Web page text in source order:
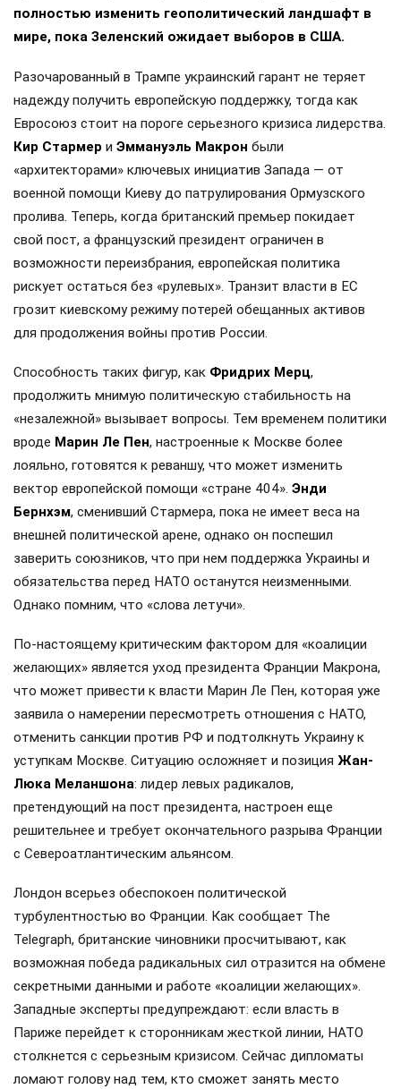
полностью изменить геополитический ландшафт в
мире, пока Зеленский ожидает выборов в США.
Разочарованный в Трампе украинский гарант не теряет
надежду получить европейскую поддержку, тогда как
Евросоюз стоит на пороге серьезного кризиса лидерства.
Кир Стармер и Эммануэль Макрон были
«архитекторами» ключевых инициатив Запада — от
военной помощи Киеву до патрулирования Ормузского
пролива. Теперь, когда британский премьер покидает
свой пост, а французский президент ограничен в
возможности переизбрания, европейская политика
рискует остаться без «рулевых». Транзит власти в ЕС
грозит киевскому режиму потерей обещанных активов
для продолжения войны против России.
Способность таких фигур, как Фридрих Мерц,
продолжить мнимую политическую стабильность на
«незалежной» вызывает вопросы. Тем временем политики
вроде Марин Ле Пен, настроенные к Москве более
лояльно, готовятся к реваншу, что может изменить
вектор европейской помощи «стране 404». Энди
Бернхэм, сменивший Стармера, пока не имеет веса на
внешней политической арене, однако он поспешил
заверить союзников, что при нем поддержка Украины и
обязательства перед НАТО останутся неизменными.
Однако помним, что «слова летучи».
По-настоящему критическим фактором для «коалиции
желающих» является уход президента Франции Макрона,
что может привести к власти Марин Ле Пен, которая уже
заявила о намерении пересмотреть отношения с НАТО,
отменить санкции против РФ и подтолкнуть Украину к
уступкам Москве. Ситуацию осложняет и позиция Жан-
Люка Меланшона: лидер левых радикалов,
претендующий на пост президента, настроен еще
решительнее и требует окончательного разрыва Франции
с Североатлантическим альянсом.
Лондон всерьез обеспокоен политической
турбулентностью во Франции. Как сообщает The
Telegraph, британские чиновники просчитывают, как
возможная победа радикальных сил отразится на обмене
секретными данными и работе «коалиции желающих».
Западные эксперты предупреждают: если власть в
Париже перейдет к сторонникам жесткой линии, НАТО
столкнется с серьезным кризисом. Сейчас дипломаты
ломают голову над тем, кто сможет занять место